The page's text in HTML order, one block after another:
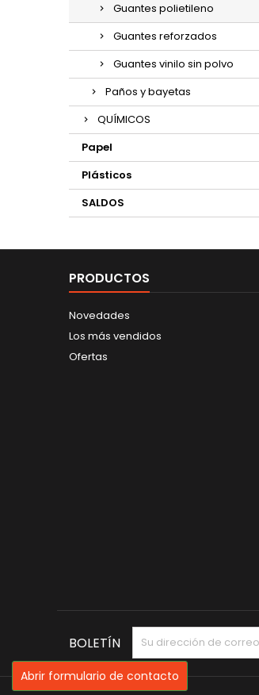
Guantes polietileno
Guantes reforzados
Guantes vinilo sin polvo
Paños y bayetas
QUÍMICOS
Papel
Plásticos
SALDOS
PRODUCTOS
Novedades
Los más vendidos
Ofertas
Abrir formulario de contacto
BOLETÍN